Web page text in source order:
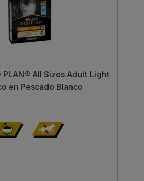
PLAN® All Sizes Adult Light
en Pescado Blanco